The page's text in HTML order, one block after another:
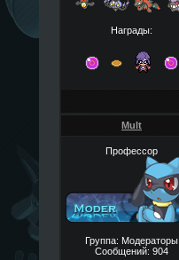
Награды:
Mult
Профессор
Группа: Модераторы
Сообщений: 904